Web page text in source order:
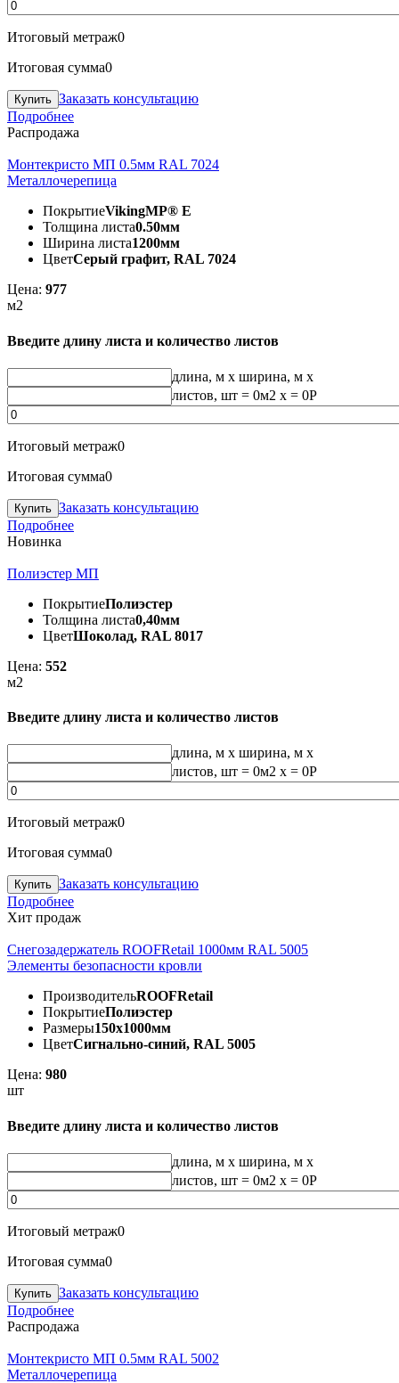
Итоговый метраж0
Итоговая сумма0
Заказать консультацию
Подробнее
Распродажа
Монтекристо МП 0.5мм RAL 7024
Металлочерепица
ПокрытиеVikingMP® E
Толщина листа0.50мм
Ширина листа1200мм
ЦветСерый графит, RAL 7024
Цена: 977
м2
Введите длину листа и количество листов
длина, м x ширина, м x
листов, шт = 0м2 x = 0Р
Итоговый метраж0
Итоговая сумма0
Заказать консультацию
Подробнее
Новинка
Полиэстер МП
ПокрытиеПолиэстер
Толщина листа0,40мм
ЦветШоколад, RAL 8017
Цена: 552
м2
Введите длину листа и количество листов
длина, м x ширина, м x
листов, шт = 0м2 x = 0Р
Итоговый метраж0
Итоговая сумма0
Заказать консультацию
Подробнее
Хит продаж
Снегозадержатель ROOFRetail 1000мм RAL 5005
Элементы безопасности кровли
ПроизводительROOFRetail
ПокрытиеПолиэстер
Размеры150х1000мм
ЦветСигнально-синий, RAL 5005
Цена: 980
шт
Введите длину листа и количество листов
длина, м x ширина, м x
листов, шт = 0м2 x = 0Р
Итоговый метраж0
Итоговая сумма0
Заказать консультацию
Подробнее
Распродажа
Монтекристо МП 0.5мм RAL 5002
Металлочерепица